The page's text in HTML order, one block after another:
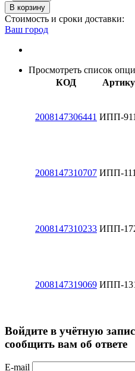
В корзину
Стоимость и сроки доставки:
Ваш город
Просмотреть список
КОД
2008147306441 ИПП-911
2008147310707 ИПП-
2008147310233 ИПП-
2008147319069 ИПП-
Войдите в учётную
сообщить вам об ответе
E-mail